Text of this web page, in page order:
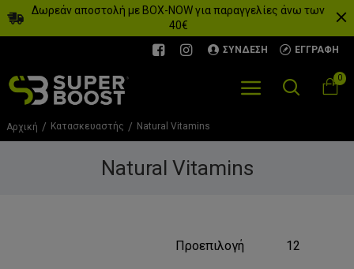
Δωρεάν αποστολή με BOX-NOW για παραγγελίες άνω των
40€
ΣΎΝΔΕΣΗ ΕΓΓΡΑΦΉ
0
Αρχική Κατασκευαστής Natural Vitamins
Natural Vitamins